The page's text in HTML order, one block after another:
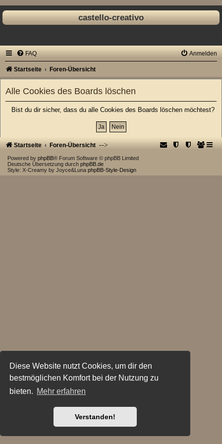
Diese Website nutzt Cookies, um dir den
bestmöglichen Komfort bei der Nutzung zu
bieten. Mehr erfahren
Verstanden!
castello-creativo
FAQ Anmelden
Startseite Foren-Übersicht
Alle Cookies des Boards löschen
Bist du dir sicher, dass du alle Cookies des Boards löschen möchtest?
Startseite Foren-Übersicht -->
Powered by phpBB® Forum Software © phpBB Limited
Deutsche Übersetzung durch phpBB.de
Style: X-Creamy by Joyce&Luna phpBB-Style-Design